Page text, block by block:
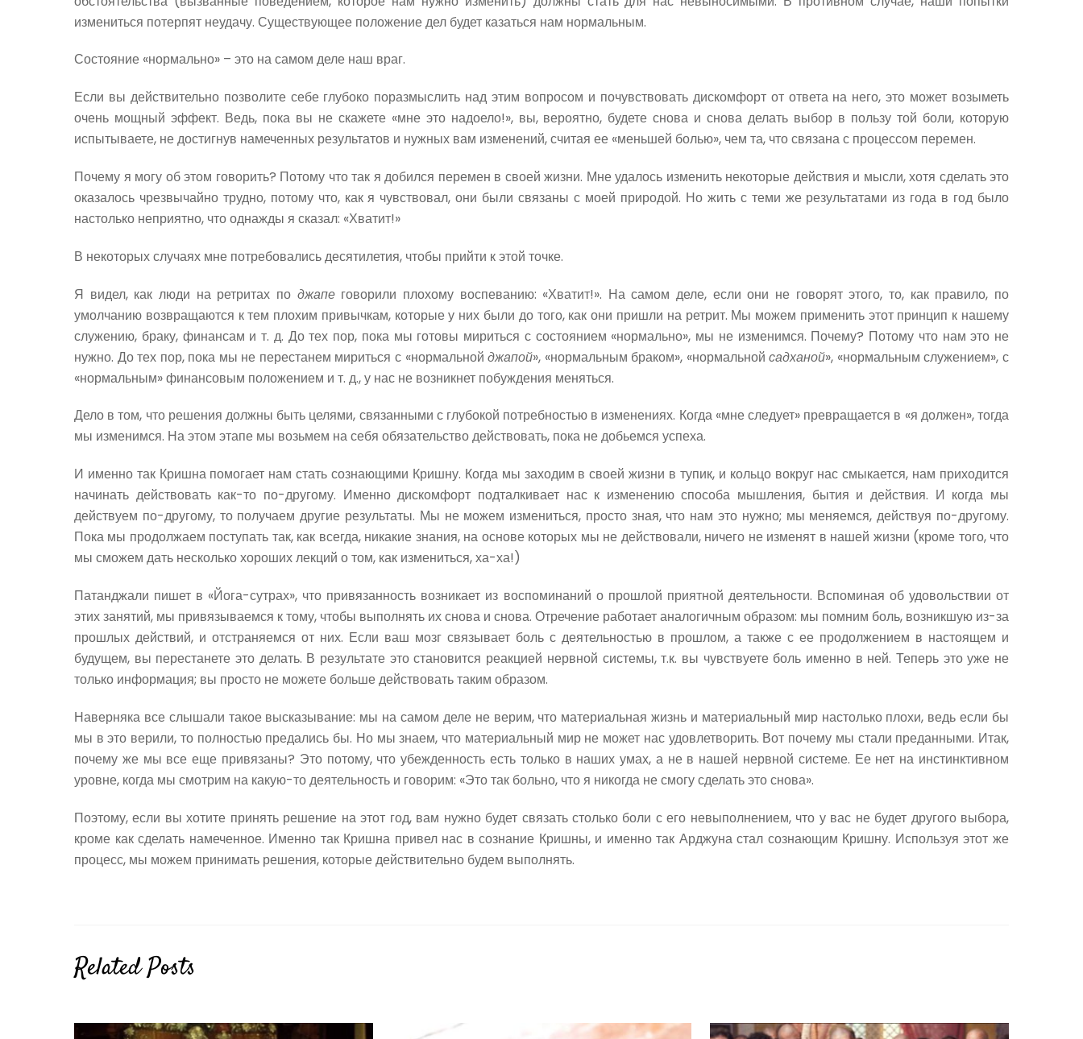
измениться потерпят неудачу. Существующее положение дел будет казаться нам нормальным.
Состояние «нормально» – это на самом деле наш враг.
Если вы действительно позволите себе глубоко поразмыслить над этим вопросом и почувствовать дискомфорт от ответа на него, это может возыметь
очень мощный эффект. Ведь, пока вы не скажете «мне это надоело!», вы, вероятно, будете снова и снова делать выбор в пользу той боли, которую
испытываете, не достигнув намеченных результатов и нужных вам изменений, считая ее «меньшей болью», чем та, что связана с процессом перемен.
Почему я могу об этом говорить? Потому что так я добился перемен в своей жизни. Мне удалось изменить некоторые действия и мысли, хотя сделать это
оказалось чрезвычайно трудно, потому что, как я чувствовал, они были связаны с моей природой. Но жить с теми же результатами из года в год было
настолько неприятно, что однажды я сказал: «Хватит!»
В некоторых случаях мне потребовались десятилетия, чтобы прийти к этой точке.
Я видел, как люди на ретритах по джапеговорили плохому воспеванию: «Хватит!». На самом деле, если они не говорят этого, то, как правило, по
умолчанию возвращаются к тем плохим привычкам, которые у них были до того, как они пришли на ретрит. Мы можем применить этот принцип к нашему
служению, браку, финансам и т. д. До тех пор, пока мы готовы мириться с состоянием «нормально», мы не изменимся. Почему? Потому что нам это не
нужно. До тех пор, пока мы не перестанем мириться с «нормальнойджапой», «нормальным браком», «нормальнойсадханой», «нормальным служением», с
«нормальным» финансовым положением и т. д., у нас не возникнет побуждения меняться.
Дело в том, что решения должны быть целями, связанными с глубокой потребностью в изменениях. Когда «мне следует» превращается в «я должен», тогда
мы изменимся. На этом этапе мы возьмем на себя обязательство действовать, пока не добьемся успеха.
И именно так Кришна помогает нам стать сознающими Кришну. Когда мы заходим в своей жизни в тупик, и кольцо вокруг нас смыкается, нам приходится
начинать действовать как-то по-другому. Именно дискомфорт подталкивает нас к изменению способа мышления, бытия и действия. И когда мы
действуем по-другому, то получаем другие результаты. Мы не можем измениться, просто зная, что нам это нужно; мы меняемся, действуя по-другому.
Пока мы продолжаем поступать так, как всегда, никакие знания, на основе которых мы не действовали, ничего не изменят в нашей жизни (кроме того, что
мы сможем дать несколько хороших лекций о том, как измениться, ха-ха!)
Патанджали пишет в «Йога-сутрах», что привязанность возникает из воспоминаний о прошлой приятной деятельности. Вспоминая об удовольствии от
этих занятий, мы привязываемся к тому, чтобы выполнять их снова и снова. Отречение работает аналогичным образом: мы помним боль, возникшую из-за
прошлых действий, и отстраняемся от них. Если ваш мозг связывает боль с деятельностью в прошлом, а также с ее продолжением в настоящем и
будущем, вы перестанете это делать. В результате это становится реакцией нервной системы, т.к. вы чувствуете боль именно в ней. Теперь это уже не
только информация; вы просто не можете больше действовать таким образом.
Наверняка все слышали такое высказывание: мы на самом деле не верим, что материальная жизнь и материальный мир настолько плохи, ведь если бы
мы в это верили, то полностью предались бы. Но мы знаем, что материальный мир не может нас удовлетворить. Вот почему мы стали преданными. Итак,
почему же мы все еще привязаны? Это потому, что убежденность есть только в наших умах, а не в нашей нервной системе. Ее нет на инстинктивном
уровне, когда мы смотрим на какую-то деятельность и говорим: «Это так больно, что я никогда не смогу сделать это снова».
Поэтому, если вы хотите принять решение на этот год, вам нужно будет связать столько боли с его невыполнением, что у вас не будет другого выбора,
кроме как сделать намеченное. Именно так Кришна привел нас в сознание Кришны, и именно так Арджуна стал сознающим Кришну. Используя этот же
процесс, мы можем принимать решения, которые действительно будем выполнять.
Related Posts